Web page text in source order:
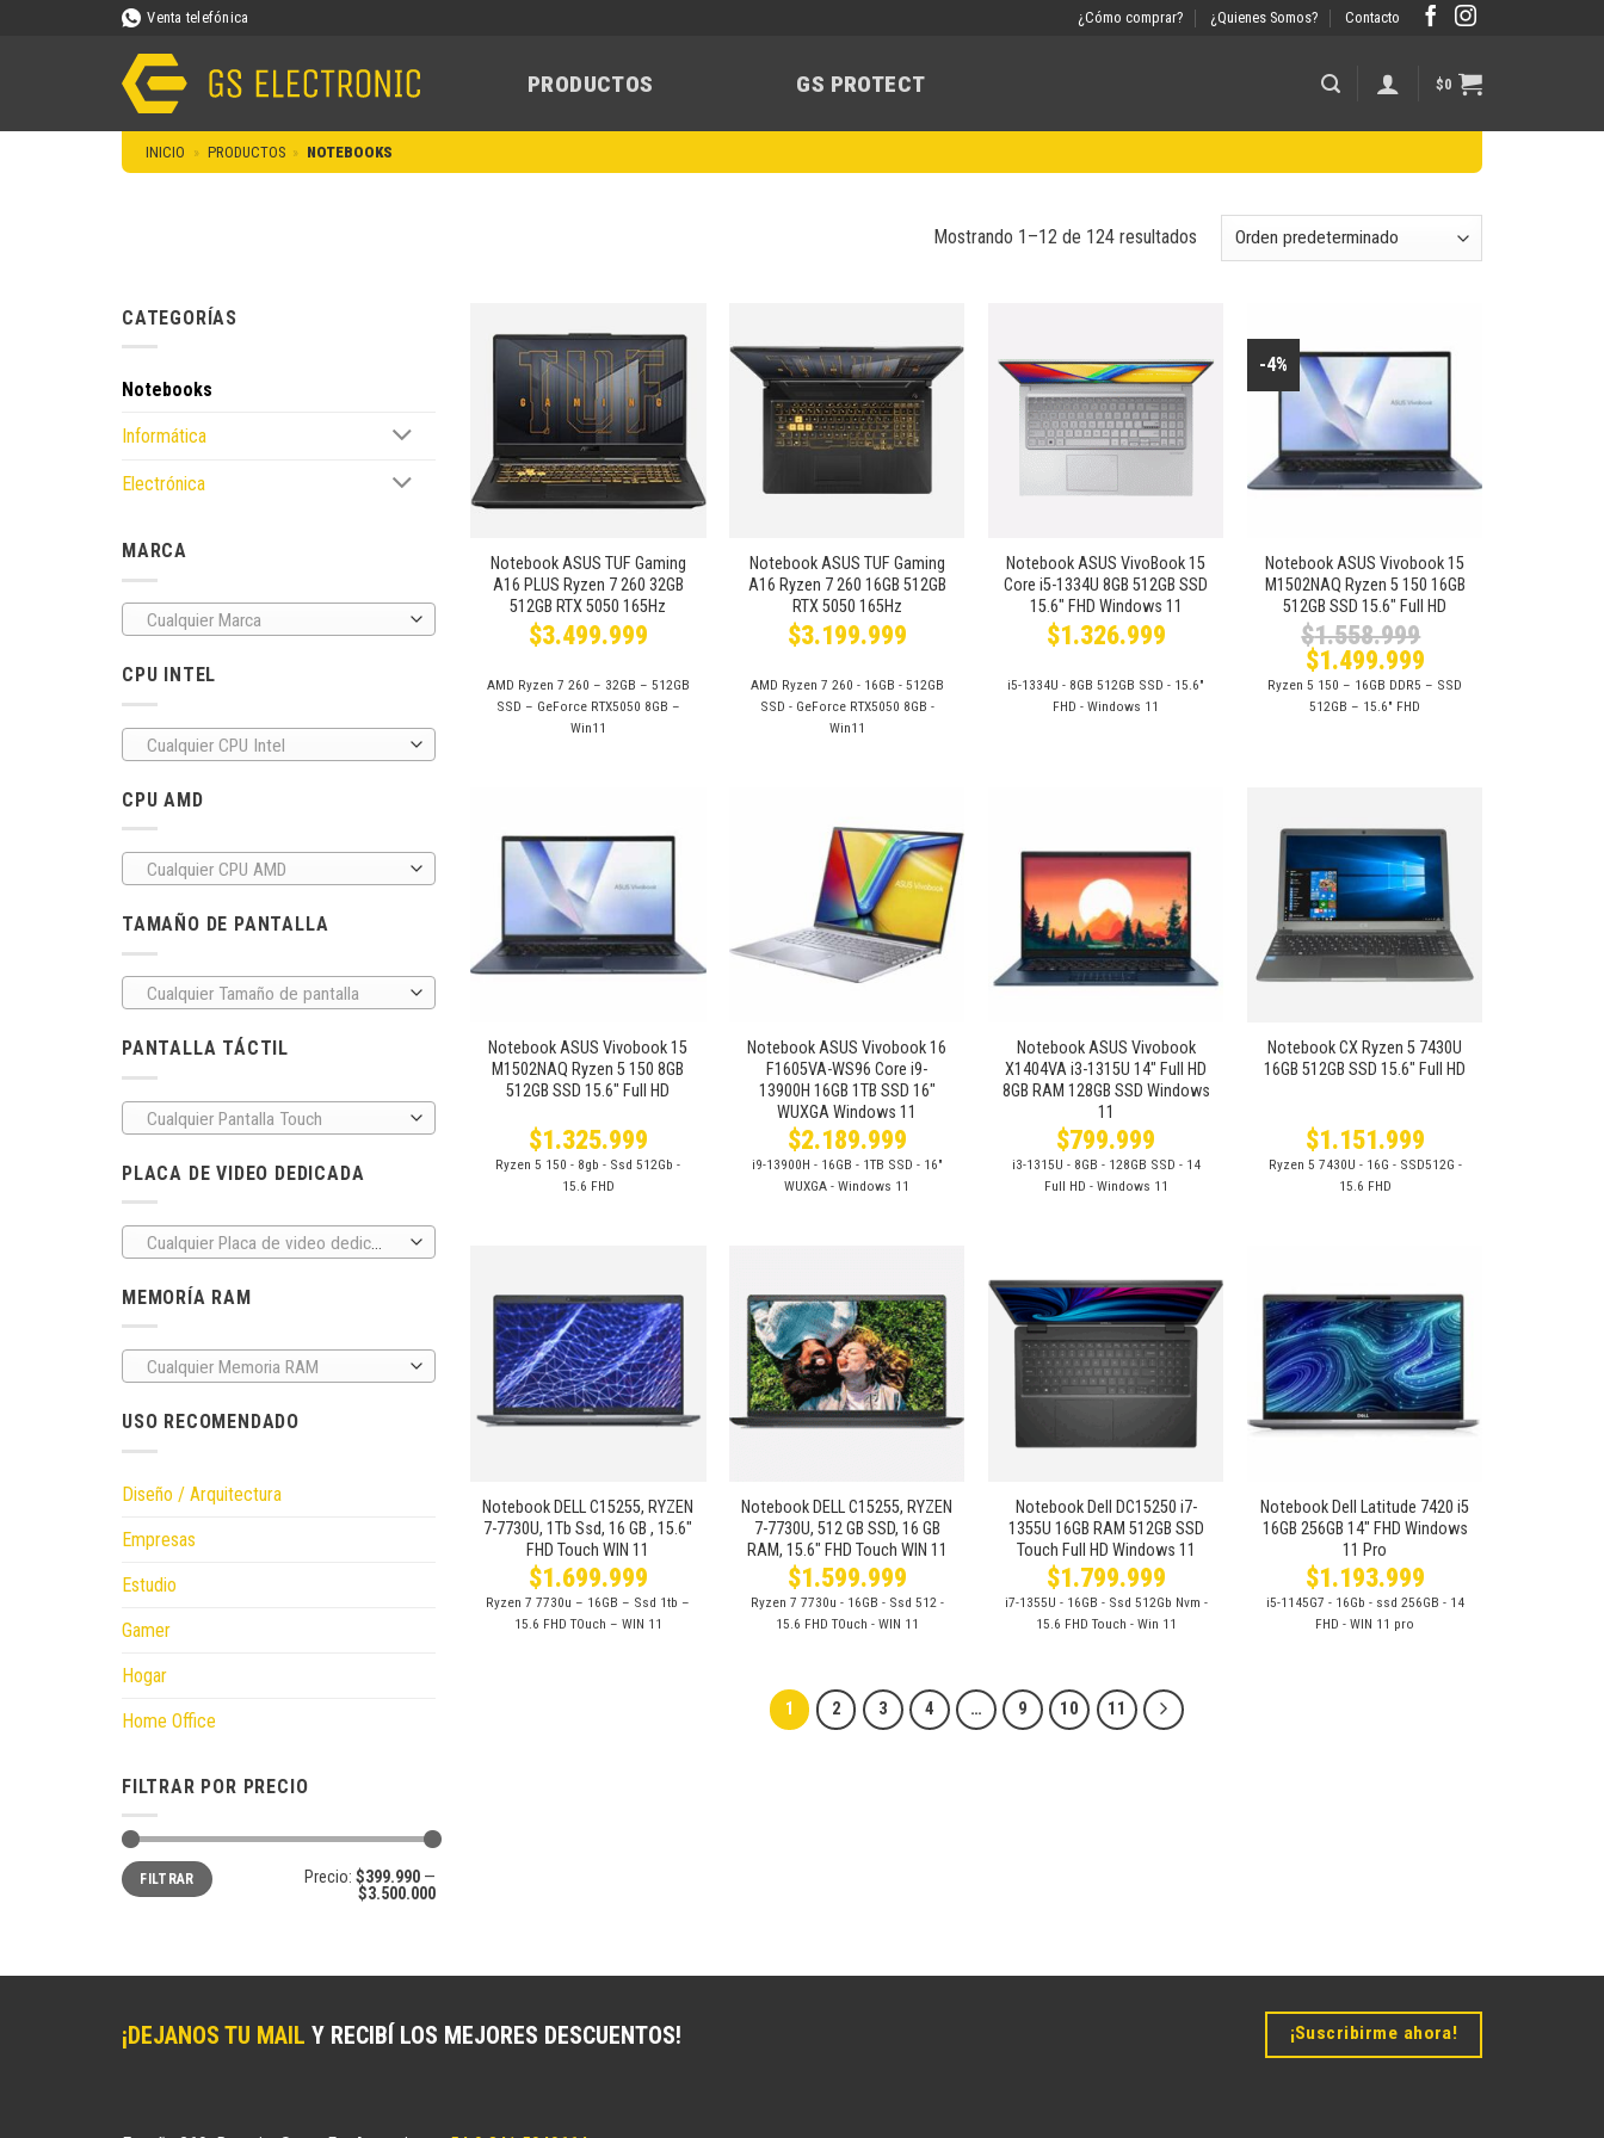
Venta telefónica ¿Cómo comprar? ¿Quienes Somos? Contacto
PRODUCTOS GS PROTECT $0
INICIO » PRODUCTOS » NOTEBOOKS
Mostrando 1–12 de 124 resultados
CATEGORÍAS
Notebooks
Informática
Electrónica
MARCA
Cualquier Marca
CPU INTEL
Cualquier CPU Intel
CPU AMD
Cualquier CPU AMD
TAMAÑO DE PANTALLA
Cualquier Tamaño de pantalla
PANTALLA TÁCTIL
Cualquier Pantalla Touch
PLACA DE VIDEO DEDICADA
Cualquier Placa de video dedicada
MEMORÍA RAM
Cualquier Memoria RAM
USO RECOMENDADO
Diseño / Arquitectura
Empresas
Estudio
Gamer
Hogar
Home Office
FILTRAR POR PRECIO
Precio
mínimo
Precio
máximo
FILTRAR Precio: $399.990—
$3.500.000
Añadir
a la
lista de
deseos
Notebook ASUS TUF Gaming
A16 PLUS Ryzen 7 260 32GB
512GB RTX 5050 165Hz
$3.499.999
AMD Ryzen 7 260 – 32GB – 512GB
SSD – GeForce RTX5050 8GB –
Win11
Añadir
a la
lista de
deseos
Notebook ASUS TUF Gaming
A16 Ryzen 7 260 16GB 512GB
RTX 5050 165Hz
$3.199.999
AMD Ryzen 7 260 - 16GB - 512GB
SSD - GeForce RTX5050 8GB -
Win11
Añadir
a la
lista de
deseos
Notebook ASUS VivoBook 15
Core i5-1334U 8GB 512GB SSD
15.6″ FHD Windows 11
$1.326.999
i5-1334U - 8GB 512GB SSD - 15.6″
FHD - Windows 11
-4%
lista de
deseos
Notebook ASUS Vivobook 15
M1502NAQ Ryzen 5 150 16GB
512GB SSD 15.6″ Full HD
$1.558.999
El
precio
original
era:
$1.499.999El
precio
actual
Ryzen 5 150 – 16GB DDR5 – SSD
512GB – 15.6″ FHD
lista de
deseos
Notebook ASUS Vivobook 15
M1502NAQ Ryzen 5 150 8GB
512GB SSD 15.6″ Full HD
$1.325.999
Ryzen 5 150 - 8gb - Ssd 512Gb -
15.6 FHD
Añadir
a la
lista de
deseos
Notebook ASUS Vivobook 16
F1605VA-WS96 Core i9-
13900H 16GB 1TB SSD 16″
WUXGA Windows 11
$2.189.999
i9-13900H - 16GB - 1TB SSD - 16″
WUXGA - Windows 11
Añadir
a la
lista de
deseos
Notebook ASUS Vivobook
X1404VA i3-1315U 14″ Full HD
8GB RAM 128GB SSD Windows
11
$799.999
i3-1315U - 8GB - 128GB SSD - 14
Full HD - Windows 11
Añadir
a la
lista de
deseos
Notebook CX Ryzen 5 7430U
16GB 512GB SSD 15.6″ Full HD
$1.151.999
Ryzen 5 7430U - 16G - SSD512G -
15.6 FHD
Añadir
a la
lista de
deseos
Notebook DELL C15255, RYZEN
7-7730U, 1Tb Ssd, 16 GB , 15.6″
FHD Touch WIN 11
$1.699.999
Ryzen 7 7730u – 16GB – Ssd 1tb –
15.6 FHD TOuch – WIN 11
Añadir
a la
lista de
deseos
Notebook DELL C15255, RYZEN
7-7730U, 512 GB SSD, 16 GB
RAM, 15.6″ FHD Touch WIN 11
$1.599.999
Ryzen 7 7730u - 16GB - Ssd 512 -
15.6 FHD TOuch - WIN 11
Añadir
a la
lista de
deseos
Notebook Dell DC15250 i7-
1355U 16GB RAM 512GB SSD
Touch Full HD Windows 11
$1.799.999
i7-1355U - 16GB - Ssd 512Gb Nvm -
15.6 FHD Touch - Win 11
Añadir
a la
lista de
deseos
Notebook Dell Latitude 7420 i5
16GB 256GB 14″ FHD Windows
11 Pro
$1.193.999
i5-1145G7 - 16Gb - ssd 256GB - 14
FHD - WIN 11 pro
1 2 3 4 … 9 10 11
¡DEJANOS TU MAIL Y RECIBÍ LOS MEJORES DESCUENTOS! ¡Suscribirme ahora!